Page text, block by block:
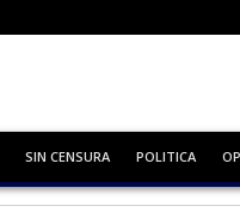
SIN CENSURA POLITICA